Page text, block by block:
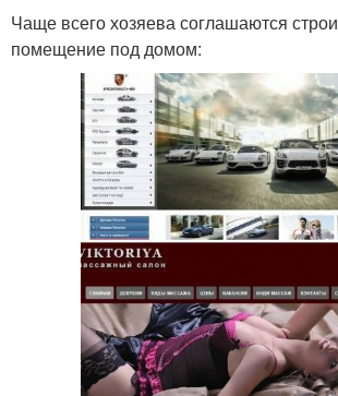
Чаще всего хозяева соглашаются
помещение под домом: